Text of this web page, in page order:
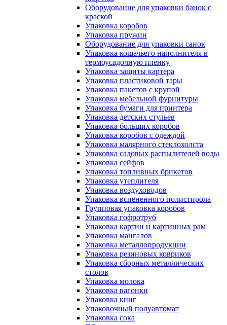
Оборудование для упаковки банок с
краской
Упаковка коробов
Упаковка пружин
Оборудование для упаковки санок
Упаковка кошачьего наполнителя в
термоусадочную пленку
Упаковка защиты картера
Упаковка пластиковой тары
Упаковка пакетов с крупой
Упаковка мебельной фурнитуры
Упаковка бумаги для принтера
Упаковка детских стульев
Упаковка больших коробов
Упаковка коробов с одеждой
Упаковка малярного стеклохолста
Упаковка садовых распылителей воды
Упаковка сейфов
Упаковка топливных брикетов
Упаковка утеплителя
Упаковка воздуховодов
Упаковка вспененного полистирола
Групповая упаковка коробов
Упаковка гофротруб
Упаковка картин и картинных рам
Упаковка мангалов
Упаковка металлопродукции
Упаковка резиновых ковриков
Упаковка сборных металлических
столов
Упаковка молока
Упаковка вагонки
Упаковка книг
Упаковочный полуавтомат
Упаковка сока